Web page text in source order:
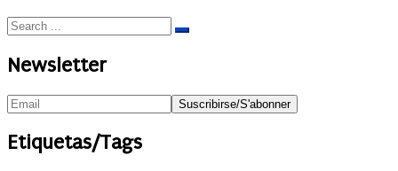
Newsletter
Etiquetas/Tags